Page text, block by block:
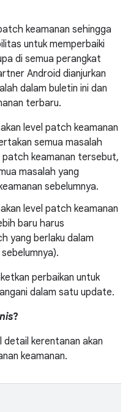
keamanan sehingga
untuk memperbaiki
di semua perangkat
Android dianjurkan
dalam buletin ini dan
terbaru.
level patch keamanan
semua masalah
keamanan tersebut,
masalah yang
sebelumnya.
level patch keamanan
baru harus
yang berlaku dalam
perbaikan untuk
dalam satu update.
?
detail kerentanan akan
keamanan.